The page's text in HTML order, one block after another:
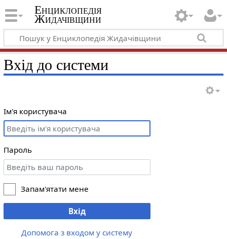
Енциклопедія
Жидачівщини
Вхід до системи
Ім'я користувача
Пароль
Запам'ятати мене
Вхід
Допомога з входом у систему